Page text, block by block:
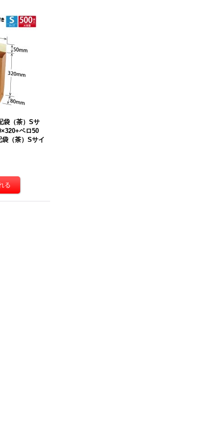
袋（茶）Sサ
ベロ50
袋（茶）Sサイ